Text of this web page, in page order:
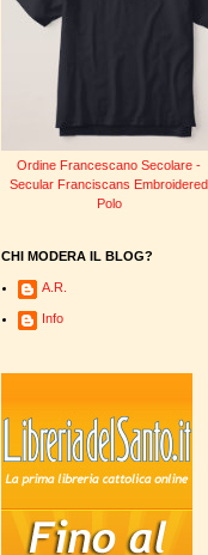
Ordine Francescano Secolare -
Secular Franciscans Embroidered
Polo
CHI MODERA IL BLOG?
A.R.
Info